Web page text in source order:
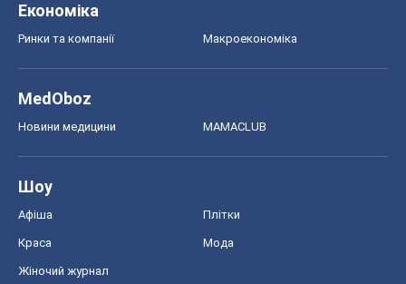
Економіка
Ринки та компанії Макроекономіка
MedOboz
Новини медицини MAMACLUB
Шоу
Афіша Плітки
Краса Мода
Жіночий журнал